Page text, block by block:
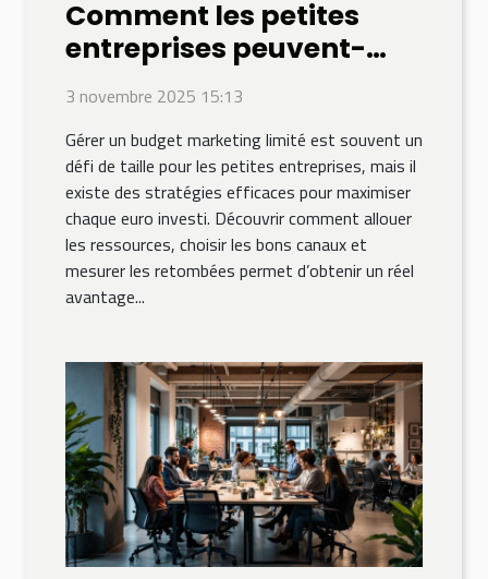
Comment les petites
entreprises peuvent-
elles optimiser leur
budget marketing ?
3 novembre 2025 15:13
Gérer un budget marketing limité est souvent un
défi de taille pour les petites entreprises, mais il
existe des stratégies efficaces pour maximiser
chaque euro investi. Découvrir comment allouer
les ressources, choisir les bons canaux et
mesurer les retombées permet d’obtenir un réel
avantage...